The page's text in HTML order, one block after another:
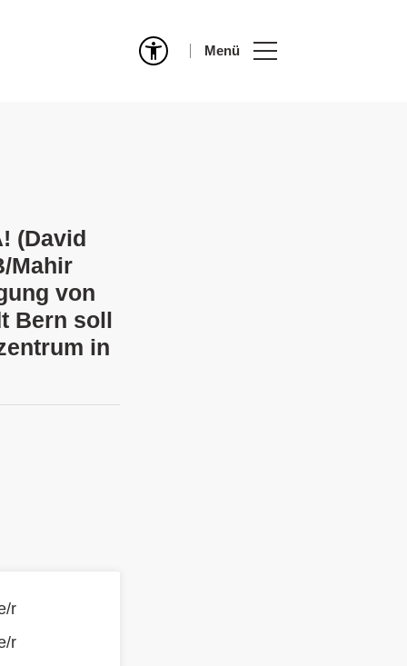
Menü
(David
Mahir
von
Bern soll
in
r
r